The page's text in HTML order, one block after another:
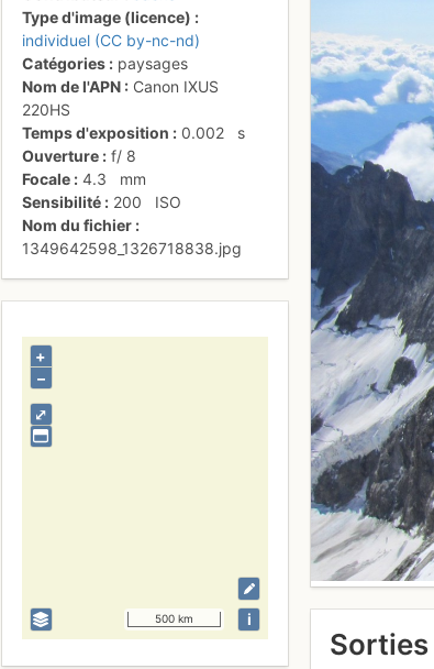
Type d'image (licence)
individuel (CC by-nc-nd)
Catégories
paysages
Nom de l'APN
Canon IXUS
220HS
Temps d'exposition
0.002
s
Ouverture
f/8
Focale
4.3
mm
Sensibilité
200
ISO
Nom du fichier
1349642598_1326718838.jpg
⤢
+
–
500 km i